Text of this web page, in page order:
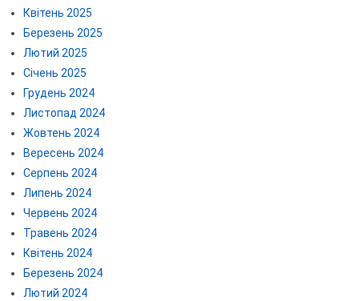
Квітень 2025
Березень 2025
Лютий 2025
Січень 2025
Грудень 2024
Листопад 2024
Жовтень 2024
Вересень 2024
Серпень 2024
Липень 2024
Червень 2024
Травень 2024
Квітень 2024
Березень 2024
Лютий 2024